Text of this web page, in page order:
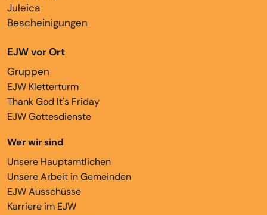
Juleica
Bescheinigungen
EJW vor Ort
Gruppen
EJW Kletterturm
Thank God It's Friday
EJW Gottesdienste
Wer wir sind
Unsere Hauptamtlichen
Unsere Arbeit in Gemeinden
EJW Ausschüsse
Karriere im EJW